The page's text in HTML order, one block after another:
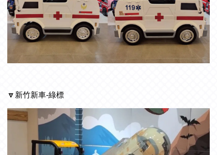
🔽 新竹新車-綠標